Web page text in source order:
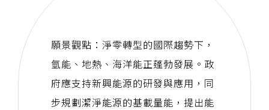
願景觀點：淨零轉型的國際趨勢下，
氫能、地熱、海洋能正蓬勃發展。政
府應支持新興能源的研發與應用，同
步規劃潔淨能源的基載量能，提出能